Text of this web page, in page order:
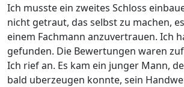
Ich musste ein zweites Schloss
nicht getraut, das selbst zu machen,
einem Fachmann anzuvertrauen. Ich
gefunden. Die Bewertungen waren
Ich rief an. Es kam ein junger Mann,
bald uberzeugen konnte, sein